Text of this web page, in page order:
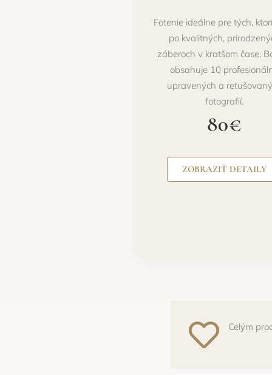
Fotenie ideálne pre tých,
po kvalitných,
záberoch v kratšom čase.
obsahuje 10
upravených a
fotografií.
80€
ZOBRAZIŤ DETAILY
Celým